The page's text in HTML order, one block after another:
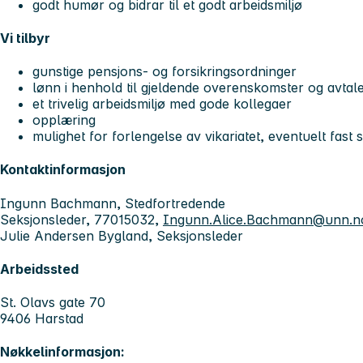
godt humør og bidrar til et godt arbeidsmiljø
Vi tilbyr
gunstige pensjons- og forsikringsordninger
lønn i henhold til gjeldende overenskomster og
et trivelig arbeidsmiljø med gode kollegaer
opplæring
mulighet for forlengelse av vikariatet, eventuelt fast
Kontaktinformasjon
Ingunn Bachmann, Stedfortredende
Seksjonsleder, 77015032,
Julie Andersen Bygland, Seksjonsleder
Arbeidssted
St. Olavs gate 70
9406 Harstad
Nøkkelinformasjon: